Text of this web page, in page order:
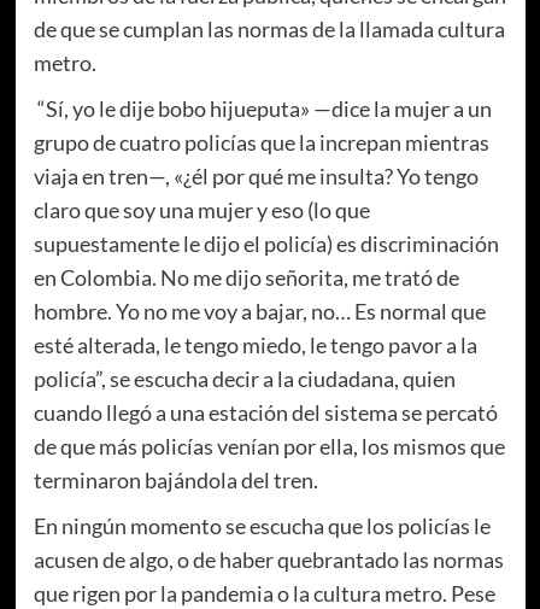
de que se cumplan las normas de la llamada cultura
metro.
“Sí, yo le dije bobo hijueputa» —dice la mujer a un
grupo de cuatro policías que la increpan mientras
viaja en tren—, «¿él por qué me insulta? Yo tengo
claro que soy una mujer y eso (lo que
supuestamente le dijo el policía) es discriminación
en Colombia. No me dijo señorita, me trató de
hombre. Yo no me voy a bajar, no… Es normal que
esté alterada, le tengo miedo, le tengo pavor a la
policía”, se escucha decir a la ciudadana, quien
cuando llegó a una estación del sistema se percató
de que más policías venían por ella, los mismos que
terminaron bajándola del tren.
En ningún momento se escucha que los policías le
acusen de algo, o de haber quebrantado las normas
que rigen por la pandemia o la cultura metro. Pese